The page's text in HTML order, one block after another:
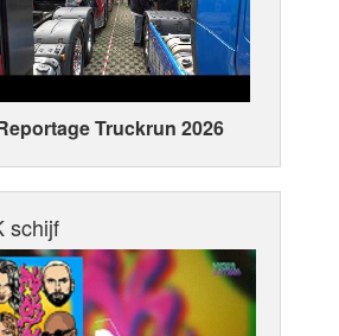
Truckrun 2026
schijf